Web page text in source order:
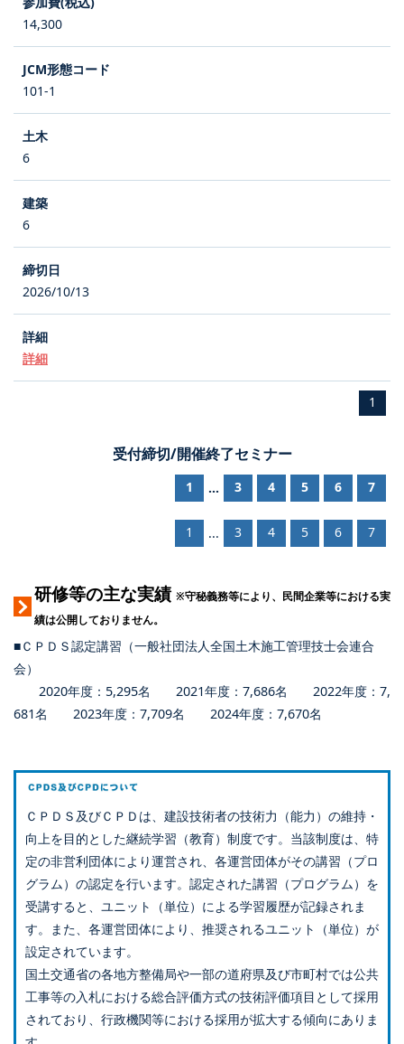
14,300
101-1
6
6
2026/10/13
詳細
1
受付締切/開催終了セミナー
1 ... 3 4 5 6 7
1 ... 3 4 5 6 7
研修等の主な実績 ※守秘義務等により、民間企業等における実
績は公開しておりません。
■ＣＰＤＳ認定講習（一般社団法人全国土木施工管理技士会連合
会）
2020年度：5,295名 2021年度：7,686名 2022年度：7,
681名 2023年度：7,709名 2024年度：7,670名
ＣＰＤＳ及びＣＰＤは、建設技術者の技術力（能力）の維持・
向上を目的とした継続学習（教育）制度です。当該制度は、特
定の非営利団体により運営され、各運営団体がその講習（プロ
グラム）の認定を行います。認定された講習（プログラム）を
受講すると、ユニット（単位）による学習履歴が記録されま
す。また、各運営団体により、推奨されるユニット（単位）が
設定されています。
国土交通省の各地方整備局や一部の道府県及び市町村では公共
工事等の入札における総合評価方式の技術評価項目として採用
されており、行政機関等における採用が拡大する傾向にありま